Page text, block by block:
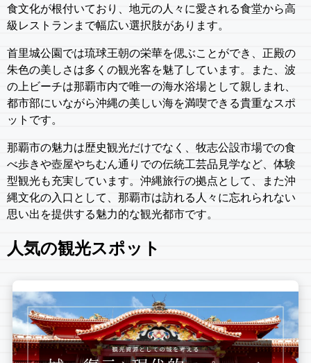
食文化が根付いており、地元の人々に愛される食堂から高
級レストランまで幅広い選択肢があります。
首里城公園では琉球王朝の栄華を偲ぶことができ、正殿の
朱色の美しさは多くの観光客を魅了しています。また、波
の上ビーチは那覇市内で唯一の海水浴場として親しまれ、
都市部にいながら沖縄の美しい海を満喫できる貴重なスポ
ットです。
那覇市の魅力は歴史観光だけでなく、牧志公設市場での食
べ歩きや壺屋やちむん通りでの伝統工芸品見学など、体験
型観光も充実しています。沖縄旅行の拠点として、また沖
縄文化の入口として、那覇市は訪れる人々に忘れられない
思い出を提供する魅力的な観光都市です。
人気の観光スポット